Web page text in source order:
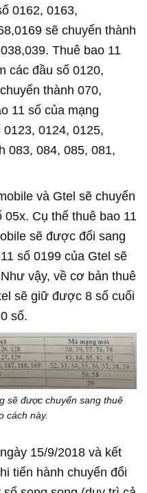
0162, 0163,
sẽ chuyển thành
Thuê bao 11
các đầu số 0120,
thành 070,
11 số của mạng
0124, 0125,
083, 084, 085, 081,
và Gtel sẽ chuyển
Cụ thể thuê bao 11
sẽ được đổi sang
số 0199 của Gtel sẽ
vậy, về cơ bản thuê
sẽ giữ được 8 số cuối
số.
sẽ được chuyển sang thuê
cách này.
15/9/2018 và kết
tiến hành chuyển đổi